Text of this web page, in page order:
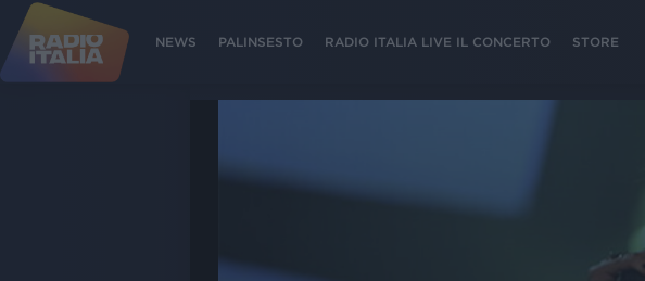
NEWS PALINSESTO RADIO ITALIA LIVE IL CONCERTO STORE